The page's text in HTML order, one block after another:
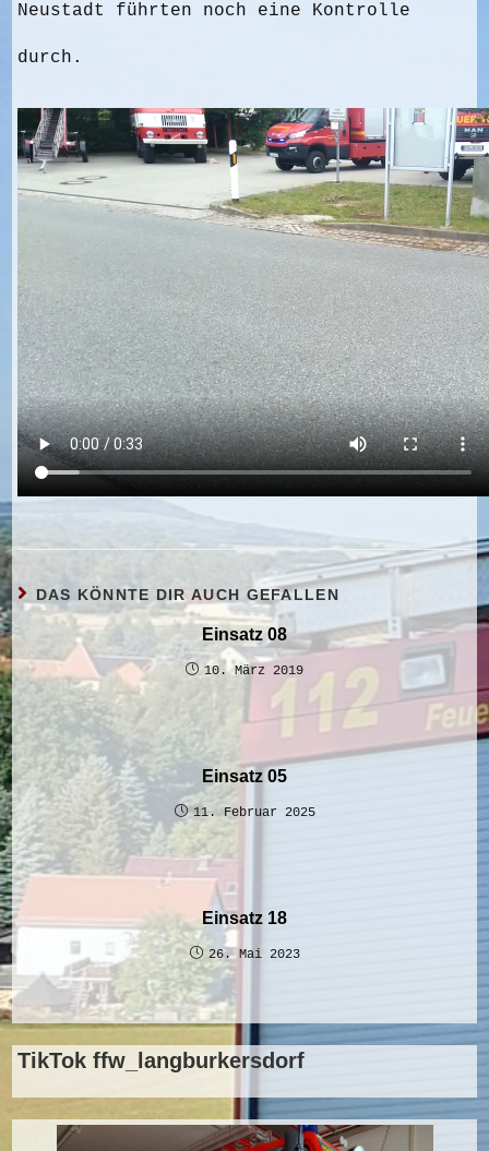
Neustadt führten noch eine Kontrolle
durch.
DAS KÖNNTE DIR AUCH GEFALLEN
Einsatz 08
10. März 2019
Einsatz 05
11. Februar 2025
Einsatz 18
26. Mai 2023
TikTok ffw_langburkersdorf